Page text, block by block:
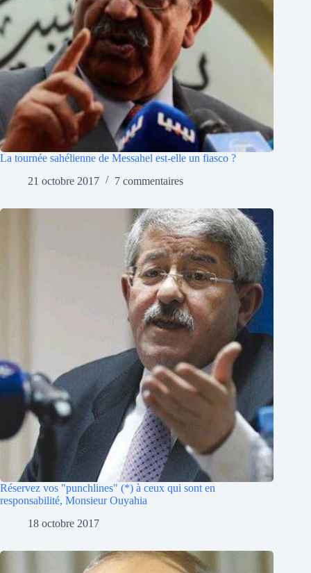
La tournée sahélienne de Messahel est-elle un fiasco ?
21 octobre 2017
7 commentaires
Réservez vos "punchlines" (*) à ceux qui sont en
responsabilité, Monsieur Ouyahia
18 octobre 2017